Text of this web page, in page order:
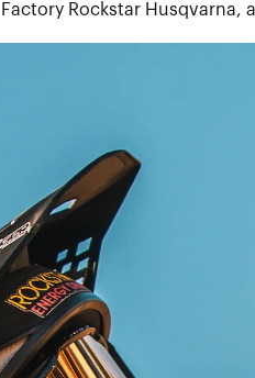
Factory Rockstar Husqvarna,